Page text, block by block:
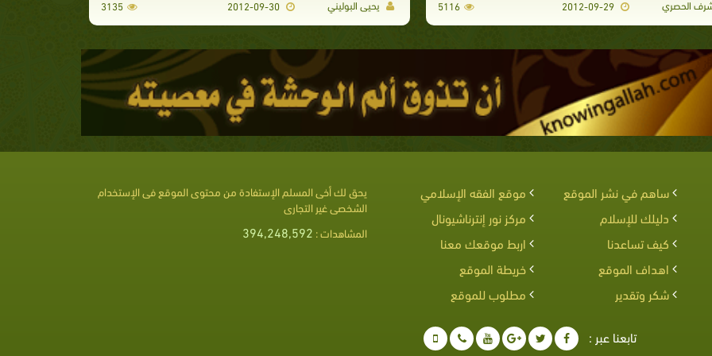
الحصري 5116 يحيى البوليني 2012-09-30
3135
ساهم في نشر الموقع
موقع الفقه الإسلامي
دليلك للإسلام
مركز نور إنترناشيونال
كيف تساعدنا
اربط موقعك معنا
اهداف الموقع
خريطة الموقع
شكر وتقدير
مطلوب للموقع
يحق لك أخى المسلم الإستفادة من محتوى الموقع فى الإستخدام
الشخصى غير التجارى
المشاهدات : 394,248,592
تابعنا عبر :